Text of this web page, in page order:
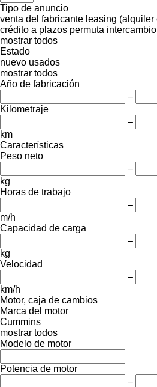
Tipo de anuncio
venta del fabricante leasing
crédito a plazos permuta intercambio
mostrar todos
Estado
nuevo usados
mostrar todos
Año de fabricación
–
Kilometraje
–
km
Características
Peso neto
–
kg
Horas de trabajo
–
m/h
Capacidad de carga
–
kg
Velocidad
–
km/h
Motor, caja de cambios
Marca del motor
Cummins
mostrar todos
Modelo de motor
Potencia de motor
–